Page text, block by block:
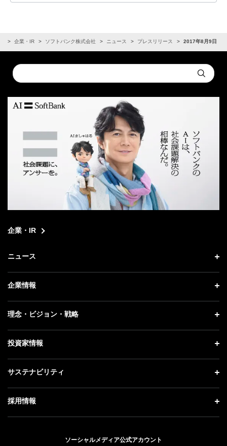
企業・IR ソフトバンク株式会社 ニュース プレスリリース 2017年8月9日
Conduct
a
Submit
企業・IR
ニュース
ニュース トップ
プレスリリース
更新情報
企業情報
企業情報 トップ
社長メッセージ
事業紹介
理念・ビジョン・戦略
理念・ビジョン・戦略 トップ
成長戦略「Activate AI for Society」
人材戦略
投資家情報
投資家情報 トップ
経営方針
サステナビリティ
サステナビリティ トップ
トップメッセージ
ESG方針・体制
採用情報
ソーシャルメディア公式アカウント